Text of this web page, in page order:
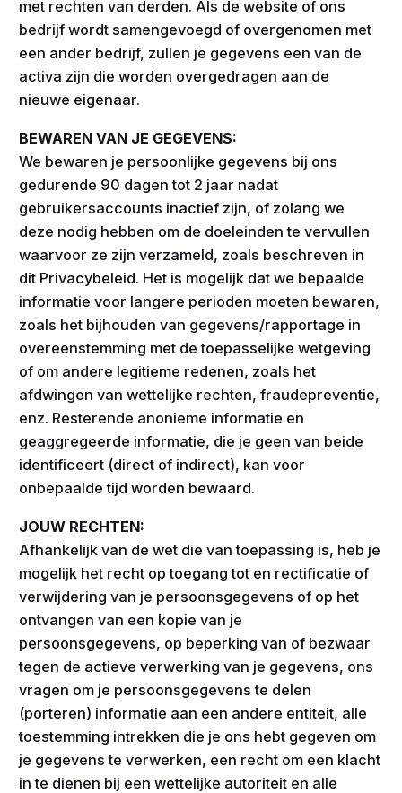
met rechten van derden. Als de website of ons
bedrijf wordt samengevoegd of overgenomen met
een ander bedrijf, zullen je gegevens een van de
activa zijn die worden overgedragen aan de
nieuwe eigenaar.
BEWAREN VAN JE GEGEVENS:
We bewaren je persoonlijke gegevens bij ons
gedurende 90 dagen tot 2 jaar nadat
gebruikersaccounts inactief zijn, of zolang we
deze nodig hebben om de doeleinden te vervullen
waarvoor ze zijn verzameld, zoals beschreven in
dit Privacybeleid. Het is mogelijk dat we bepaalde
informatie voor langere perioden moeten bewaren,
zoals het bijhouden van gegevens/rapportage in
overeenstemming met de toepasselijke wetgeving
of om andere legitieme redenen, zoals het
afdwingen van wettelijke rechten, fraudepreventie,
enz. Resterende anonieme informatie en
geaggregeerde informatie, die je geen van beide
identificeert (direct of indirect), kan voor
onbepaalde tijd worden bewaard.
JOUW RECHTEN:
Afhankelijk van de wet die van toepassing is, heb je
mogelijk het recht op toegang tot en rectificatie of
verwijdering van je persoonsgegevens of op het
ontvangen van een kopie van je
persoonsgegevens, op beperking van of bezwaar
tegen de actieve verwerking van je gegevens, ons
vragen om je persoonsgegevens te delen
(porteren) informatie aan een andere entiteit, alle
toestemming intrekken die je ons hebt gegeven om
je gegevens te verwerken, een recht om een klacht
in te dienen bij een wettelijke autoriteit en alle